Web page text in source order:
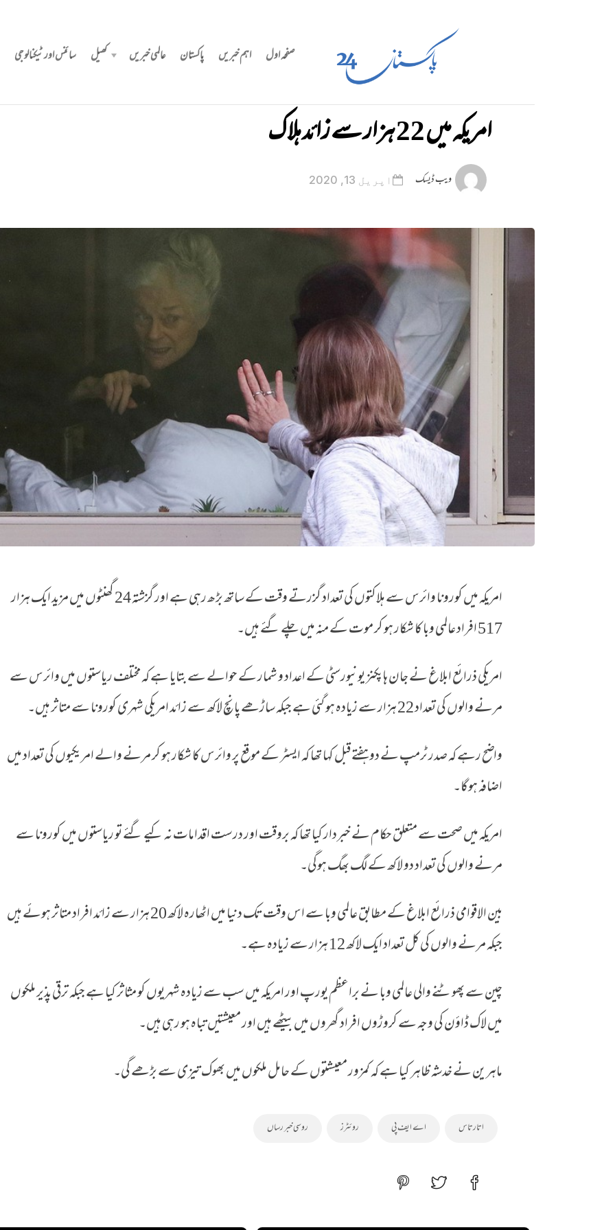
صفحہ اول اہم خبریں پاکستان عالمی خبریں کھیل سائنس اور ٹیکنالوجی
امریکہ میں 22 ہزار سے زائد ہلاک
ویب ڈیسک اپریل 13, 2020
امریکہ میں 22 ہزار سے زائد ہلاک
امریکہ میں کورونا وائرس سے ہلاکتوں کی تعداد گزرتے وقت کے ساتھ بڑھ رہی ہے اور گزشتہ 24 گھنٹوں میں مزید ایک ہزار
517 افراد عالمی وبا کا شکار ہو کر موت کے منہ میں چلے گئے ہیں۔
امریکی ذرائع ابلاغ نے جان ہاپکنز یونیورسٹی کے اعداد و شمار کے حوالے سے بتایا ہے کہ مختلف ریاستوں میں وائرس سے
مرنے والوں کی تعداد 22 ہزار سے زیادہ ہو گئی ہے جبکہ ساڑھے پانچ لاکھ سے زائد امریکی شہری کورونا سے متاثر ہیں۔
واضح رہے کہ صدر ٹرمپ نے دو ہفتے قبل کہا تھا کہ ایسٹر کے موقع پر وائرس کا شکار ہو کر مرنے والے امریکیوں کی تعداد میں
اضافہ ہوگا۔
امریکہ میں صحت سے متعلق حکام نے خبردار کیا تھا کہ بروقت اور درست اقدامات نہ کیے گئے تو ریاستوں میں کورونا سے
مرنے والوں کی تعداد دو لاکھ کے لگ بھگ ہوگی۔
بین الاقوامی ذرائع ابلاغ کے مطابق عالمی وبا سے اس وقت تک دنیا میں اٹھارہ لاکھ 20 ہزار سے زائد افراد متاثر ہوئے ہیں
جبکہ مرنے والوں کی کل تعداد ایک لاکھ 12 ہزار سے زیادہ ہے۔
چین سے پھوٹنے والی عالمی وبا نے براعظم یورپ اور امریکہ میں سب سے زیادہ شہریوں کو مثاثر کیا ہے جبکہ ترقی پذیر ملکوں
میں لاک ڈاؤن کی وجہ سے کروڑوں افراد گھروں میں بیٹھے ہیں اور معیشتیں تباہ ہو رہی ہیں۔
ماہرین نے خدشہ ظاہر کیا ہے کہ کمزور معیشتوں کے حامل ملکوں میں بھوک تیزی سے بڑھے گی۔
اتارتاس اے ایف پی روئٹرز روسی خبر رساں